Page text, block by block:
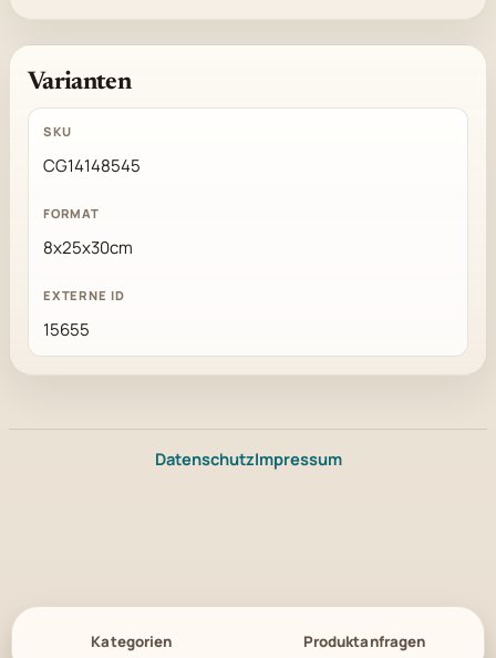
Varianten
CG14148545
8x25x30cm
15655
DatenschutzImpressum
Kategorien Produktanfragen